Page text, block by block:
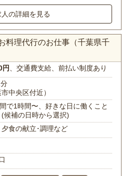
人の詳細を見る
料理代行のお仕事（千葉県千
円 、交通費支給、前払い制度あり
中央区付近）
で1時間〜、好きな日に働くこと
候補の日時から選択)
食の献立･調理など